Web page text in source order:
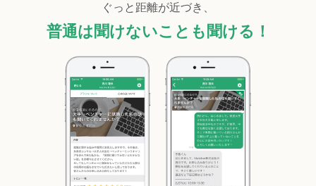
ぐっと距離が近づき、
普通は聞けないことも聞ける！